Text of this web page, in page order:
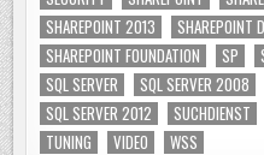
SHAREPOINT 2013
SHAREPOINT
SHAREPOINT FOUNDATION
SP
SQL SERVER
SQL SERVER 2008
SQL SERVER 2012
SUCHDIENST
TUNING
VIDEO WSS